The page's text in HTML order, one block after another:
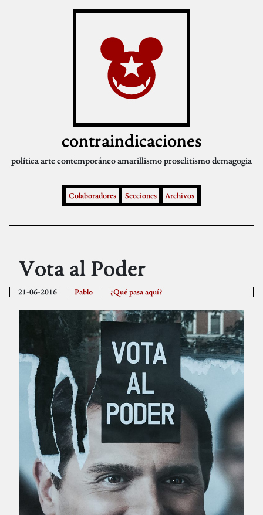
contraindicaciones
políticaarte contemporáneoamarillismoproselitismodemagogia
Colaboradores Secciones Archivos
Vota al Poder
21-06-2016 Pablo ¿Qué pasa aquí?